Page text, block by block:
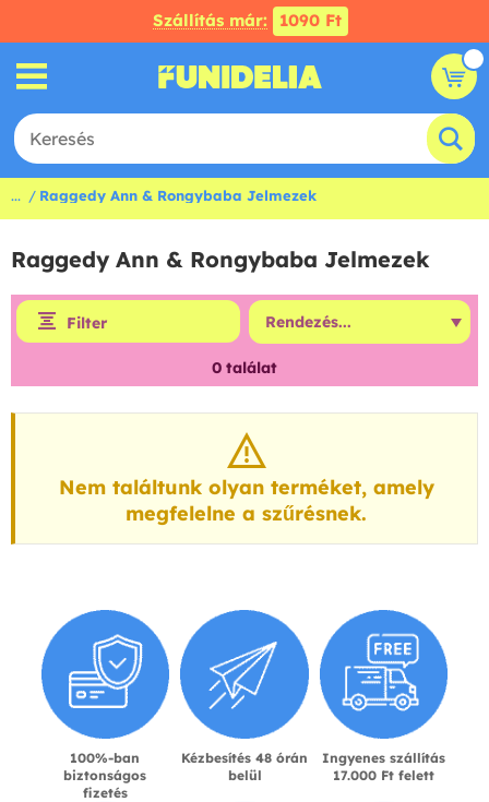
Szállítás már: 1090 Ft
... Raggedy Ann & Rongybaba Jelmezek
Raggedy Ann & Rongybaba Jelmezek
Filter
0 találat
Nem találtunk olyan terméket, amely
megfelelne a szűrésnek.
100%-ban
biztonságos
fizetés
Kézbesítés 48 órán
belül
Ingyenes szállítás
17.000 Ft felett